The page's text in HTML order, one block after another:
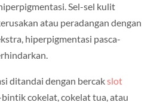
Sel-sel kulit
atau peradangan dengan
hiperpigmentasi pasca-
ditandai dengan bercakslot
cokelat, cokelat tua, atau